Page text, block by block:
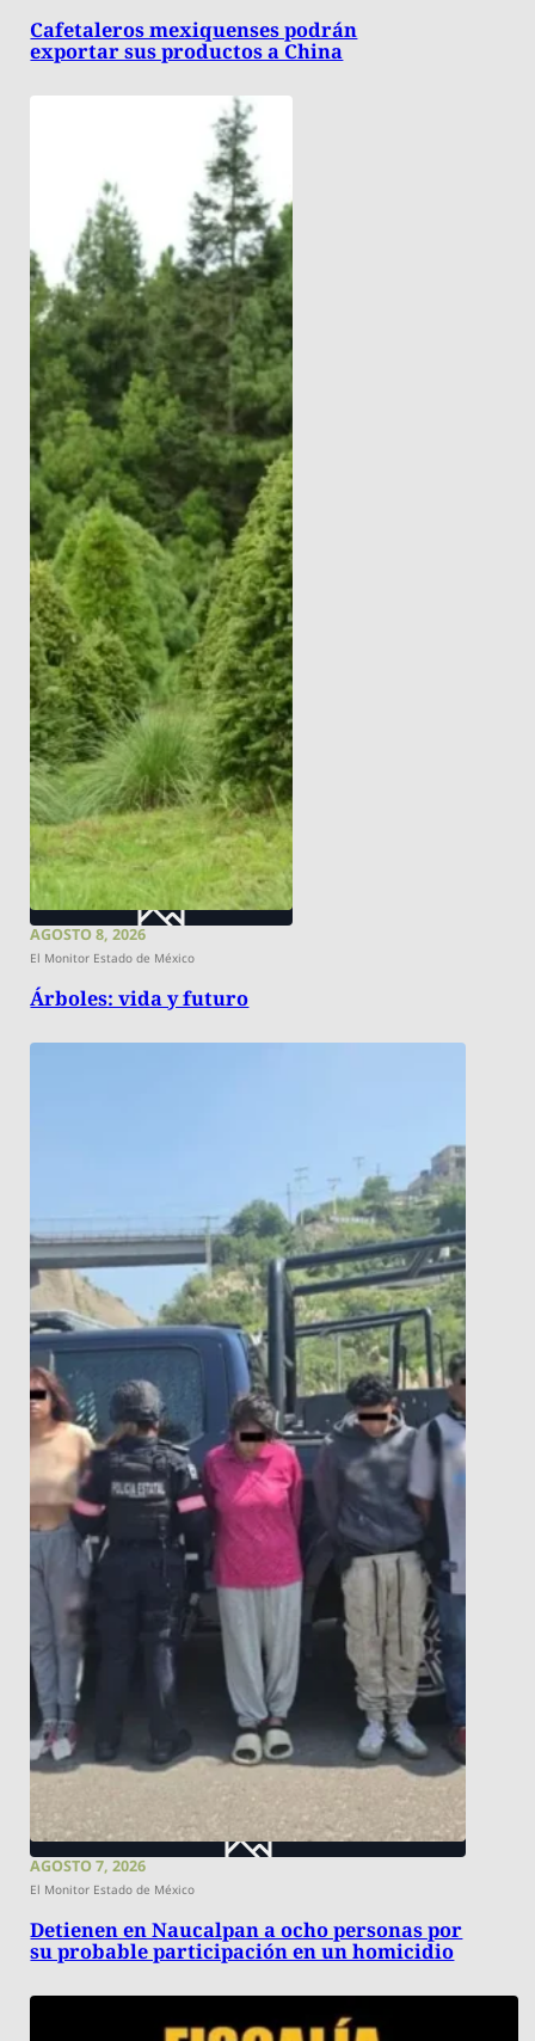
Cafetaleros mexiquenses podrán
exportar sus productos a China
AGOSTO 8, 2026
El Monitor Estado de México
Árboles: vida y futuro
AGOSTO 7, 2026
El Monitor Estado de México
Detienen en Naucalpan a ocho personas por
su probable participación en un homicidio